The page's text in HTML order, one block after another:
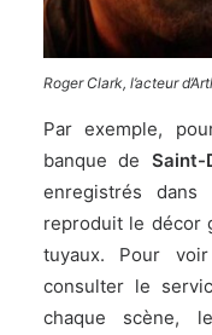
Roger Clark, l’acteur
Par exemple,
banque de Saint-
enregistrés
reproduit le décor
tuyaux. Pour
consulter le
chaque scène,